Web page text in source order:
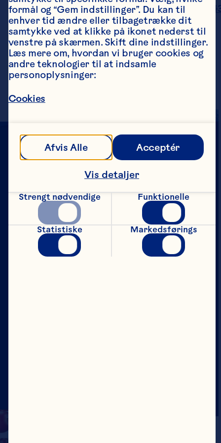
https://doi.org/10.3390/
Wu CD, Li W, Luu M, Xie Q, Kratunova E.
Cranberry Juice Inhibits Dental Plaque
Bacteria Regrowth and Acid Production in
Children and Adults. Current
Developments in Nutrition 2024;8. doi:
10.1016/j.cdnut.2024.103499.
Selskab
Karriere
Bestyrelse
formål og “Gem indstillinger”. Du kan til
enhver tid ændre eller tilbagetrække dit
samtykke ved at klikke på ikonet nederst til
venstre på skærmen. Skift dine indstillinger.
Læs mere om, hvordan vi bruger cookies og
andre teknologier til at indsamle
personoplysninger:
Cookies
Afvis Alle Acceptér
Vis detaljer
Strengt nødvendige Funktionelle
Statistiske Markedsførings